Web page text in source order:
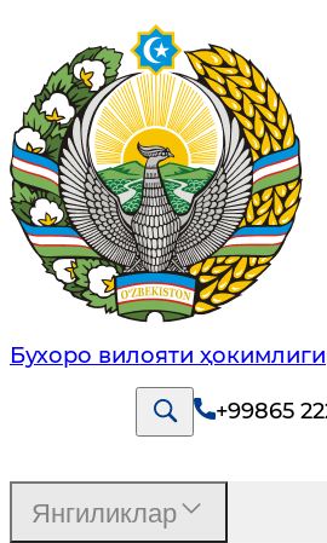
Бухоро вилояти ҳокимлиги
+99865
Янгиликлар